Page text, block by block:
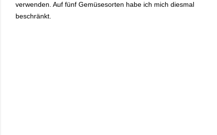
verwenden. Auf fünf Gemüsesorten habe ich mich diesmal
beschränkt.